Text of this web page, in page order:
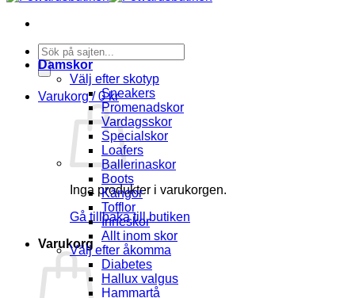
Products
search
Varukorg /0kr
Inga produkter i varukorgen.
Gå tillbaka till butiken
Varukorg
Damskor
Välj efter skotyp
Sneakers
Promenadskor
Vardagsskor
Specialskor
Loafers
Ballerinaskor
Boots
Kängor
Tofflor
Inneskor
Allt inom skor
Välj efter åkomma
Diabetes
Hallux valgus
Hammartå